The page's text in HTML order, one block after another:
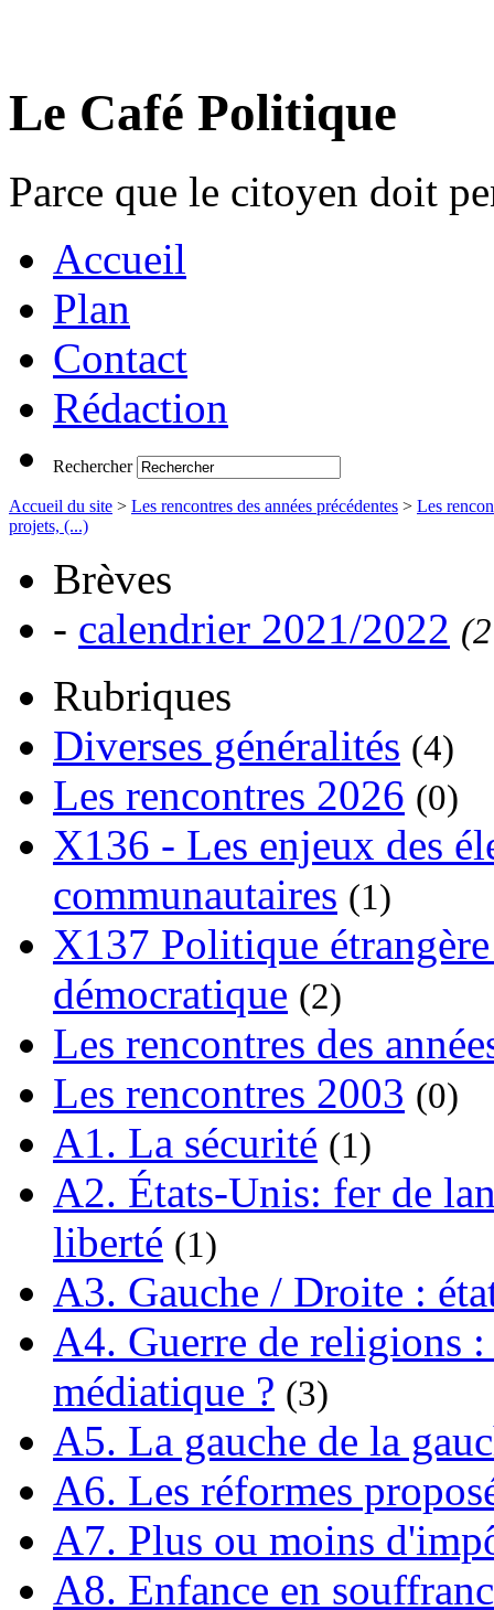
Le Café Politique
Parce que le citoyen doit
Accueil
Plan
Contact
Rédaction
Rechercher
Accueil du site > Les rencontres des années précédentes > Les
projets, (...)
Brèves
- calendrier 2021/2022
Rubriques
Diverses généralités (4)
Les rencontres 2026 (0)
X136 - Les enjeux des
communautaires (1)
X137 Politique
démocratique (2)
Les rencontres des
Les rencontres 2003 (0)
A1. La sécurité (1)
A2. États-Unis: fer de
liberté (1)
A3. Gauche / Droite :
A4. Guerre de religions
médiatique ? (3)
A5. La gauche de la
A6. Les réformes
A7. Plus ou moins
A8. Enfance en